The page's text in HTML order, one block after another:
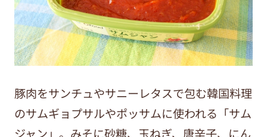
豚肉をサンチュやサニーレタスで包む韓国料理
のサムギョプサルやポッサムに使われる「サム
ジャン」。みそに砂糖、玉ねぎ、唐辛子、にん